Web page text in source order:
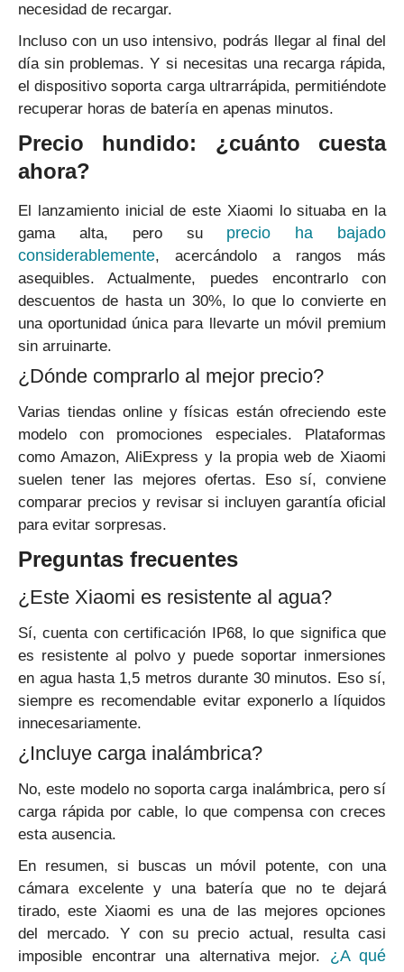
necesidad de recargar.
Incluso con un uso intensivo, podrás llegar al final del
día sin problemas. Y si necesitas una recarga rápida,
el dispositivo soporta carga ultrarrápida, permitiéndote
recuperar horas de batería en apenas minutos.
Precio hundido: ¿cuánto cuesta
ahora?
El lanzamiento inicial de este Xiaomi lo situaba en la
gama alta, pero su precio ha bajado
considerablemente, acercándolo a rangos más
asequibles. Actualmente, puedes encontrarlo con
descuentos de hasta un 30%, lo que lo convierte en
una oportunidad única para llevarte un móvil premium
sin arruinarte.
¿Dónde comprarlo al mejor precio?
Varias tiendas online y físicas están ofreciendo este
modelo con promociones especiales. Plataformas
como Amazon, AliExpress y la propia web de Xiaomi
suelen tener las mejores ofertas. Eso sí, conviene
comparar precios y revisar si incluyen garantía oficial
para evitar sorpresas.
Preguntas frecuentes
¿Este Xiaomi es resistente al agua?
Sí, cuenta con certificación IP68, lo que significa que
es resistente al polvo y puede soportar inmersiones
en agua hasta 1,5 metros durante 30 minutos. Eso sí,
siempre es recomendable evitar exponerlo a líquidos
innecesariamente.
¿Incluye carga inalámbrica?
No, este modelo no soporta carga inalámbrica, pero sí
carga rápida por cable, lo que compensa con creces
esta ausencia.
En resumen, si buscas un móvil potente, con una
cámara excelente y una batería que no te dejará
tirado, este Xiaomi es una de las mejores opciones
del mercado. Y con su precio actual, resulta casi
imposible encontrar una alternativa mejor. ¿A qué